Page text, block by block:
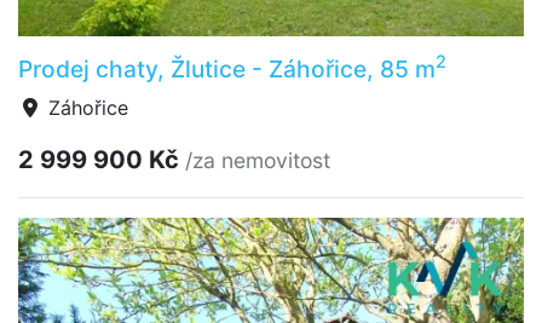
Prodej chaty, Žlutice - Záhořice, 85 m2
Záhořice
2 999 900 Kč /za nemovitost